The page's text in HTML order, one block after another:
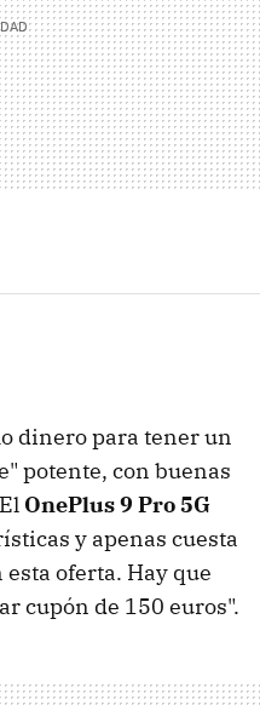
dinero para tener un
potente, con buenas
OnePlus 9 Pro 5G
y apenas cuesta
oferta. Hay que
cupón de 150 euros".